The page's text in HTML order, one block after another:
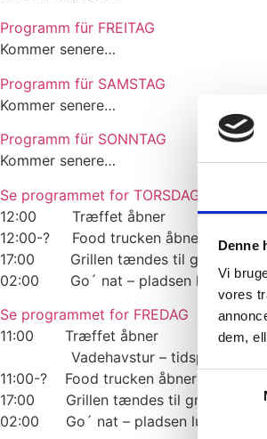
Denne
Vi
vores
dem,
Programm für FREITAG
Kommer senere…
Programm für SAMSTAG
Kommer senere…
Programm für SONNTAG
Kommer senere…
Se programmet for TORSDAG
12:00 Træffet åbner
12:00-? Food trucken åbner
17:00 Grillen tændes til grill selv
02:00 Go´ nat – pladsen lukker
Se programmet for FREDAG
11:00 Træffet åbner
Vadehavstur – tidspunkt
11:00-? Food trucken åbner
17:00 Grillen tændes til grill selv
02:00 Go´ nat – pladsen lukker